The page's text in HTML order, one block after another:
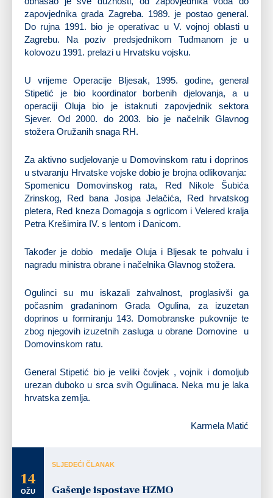
zapovjednika grada Zagreba. 1989. je postao general.
Do rujna 1991. bio je operativac u V. vojnoj oblasti u
Zagrebu. Na poziv predsjednikom Tuđmanom je u
kolovozu 1991. prelazi u Hrvatsku vojsku.
U vrijeme Operacije Bljesak, 1995. godine, general
Stipetić je bio koordinator borbenih djelovanja, a u
operaciji Oluja bio je istaknuti zapovjednik sektora
Sjever. Od 2000. do 2003. bio je načelnik Glavnog
stožera Oružanih snaga RH.
Za aktivno sudjelovanje u Domovinskom ratu i doprinos
u stvaranju Hrvatske vojske dobio je brojna odlikovanja:
Spomenicu Domovinskog rata, Red Nikole Šubića
Zrinskog, Red bana Josipa Jelačića, Red hrvatskog
pletera, Red kneza Domagoja s ogrlicom i Velered kralja
Petra Krešimira IV. s lentom i Danicom.
Također je dobio medalje Oluja i Bljesak te pohvalu i
nagradu ministra obrane i načelnika Glavnog stožera.
Ogulinci su mu iskazali zahvalnost, proglasivši ga
počasnim građaninom Grada Ogulina, za izuzetan
doprinos u formiranju 143. Domobranske pukovnije te
zbog njegovih izuzetnih zasluga u obrane Domovine u
Domovinskom ratu.
General Stipetić bio je veliki čovjek , vojnik i domoljub
urezan duboko u srca svih Ogulinaca. Neka mu je laka
hrvatska zemlja.
Karmela Matić
14
OŽU
SLJEDEĆI ČLANAK
Gašenje ispostave HZMO